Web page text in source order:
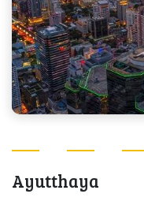
Ayutthaya